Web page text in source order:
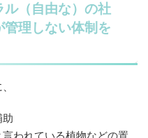
ル（自由な）の社
理しない体制を
助